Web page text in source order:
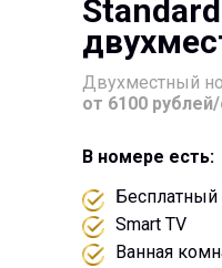
Двухместный
от 6100
Бесплатный
Smart TV
Ванная
В номере есть: